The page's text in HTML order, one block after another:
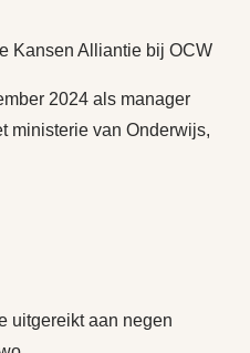
Kansen Alliantie bij OCW
2024 als manager
ministerie van Onderwijs,
uitgereikt aan negen